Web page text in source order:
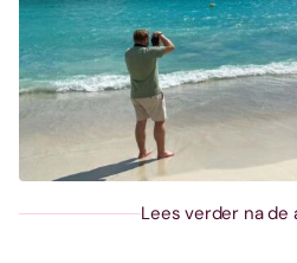
Lees verder na